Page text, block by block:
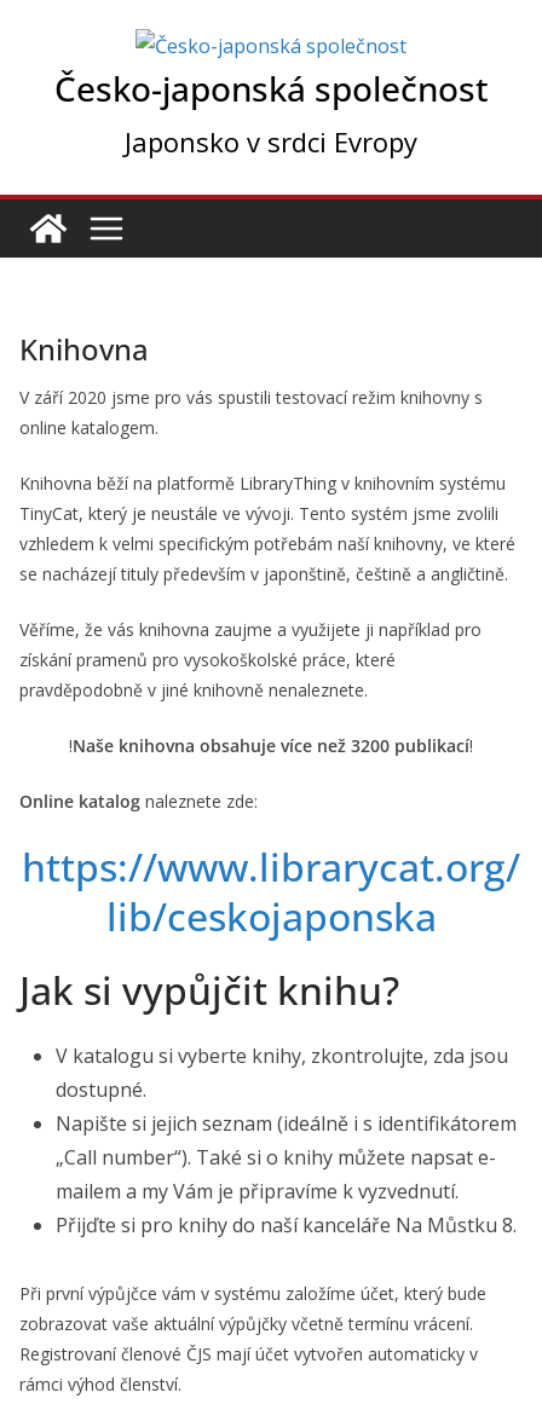
Česko-japonská společnost
Japonsko v srdci Evropy
Knihovna
V září 2020 jsme pro vás spustili testovací režim knihovny s
online katalogem.
Knihovna běží na platformě LibraryThing v knihovním systému
TinyCat, který je neustále ve vývoji. Tento systém jsme zvolili
vzhledem k velmi specifickým potřebám naší knihovny, ve které
se nacházejí tituly především v japonštině, češtině a angličtině.
Věříme, že vás knihovna zaujme a využijete ji například pro
získání pramenů pro vysokoškolské práce, které
pravděpodobně v jiné knihovně nenaleznete.
!Naše knihovna obsahuje více než 3200 publikací!
Online katalog naleznete zde:
https://www.librarycat.org/
lib/ceskojaponska
Jak si vypůjčit knihu?
V katalogu si vyberte knihy, zkontrolujte, zda jsou
dostupné.
Napište si jejich seznam (ideálně i s identifikátorem
„Call number“). Také si o knihy můžete napsat e-
mailem a my Vám je připravíme k vyzvednutí.
Přijďte si pro knihy do naší kanceláře Na Můstku 8.
Při první výpůjčce vám v systému založíme účet, který bude
zobrazovat vaše aktuální výpůjčky včetně termínu vrácení.
Registrovaní členové ČJS mají účet vytvořen automaticky v
rámci výhod členství.